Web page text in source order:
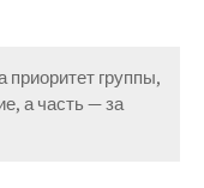
приоритет группы,
а часть — за